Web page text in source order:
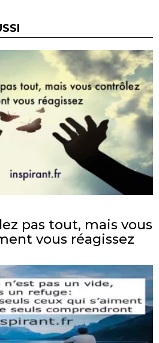
pas tout, mais vous
vous réagissez